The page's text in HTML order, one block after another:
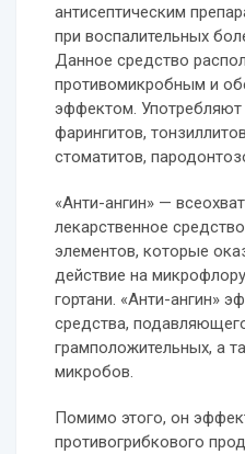
антисептическим
при воспалительных
Данное средство
противомикробным и
эффектом. Употребляют
фарингитов,
стоматитов,
«Анти-ангин» —
лекарственное
элементов, которые
действие на
гортани. «Анти-ангин»
средства,
грамположительных, а
микробов.
Помимо этого, он
противогрибкового